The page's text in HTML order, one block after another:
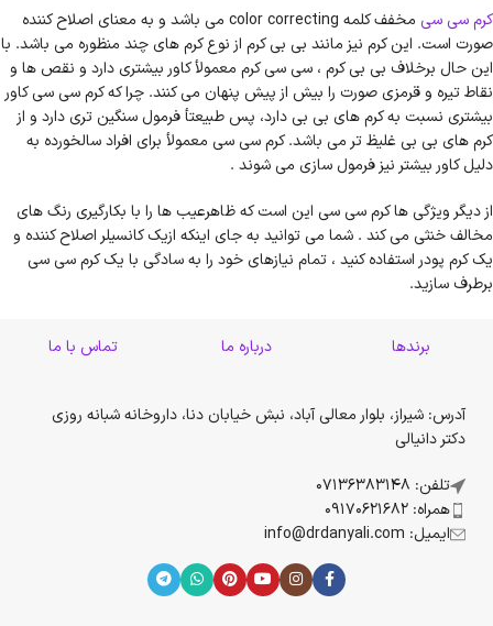
کرم سی سی
مخفف کلمه color correcting می باشد و به معنای اصلاح کننده
صورت است. این کرم نیز مانند بی بی کرم از نوع کرم های چند منظوره می باشد. با
این حال برخلاف بی بی کرم ، سی سی کرم معمولأ کاور بیشتری دارد و نقص ها و
نقاط تیره و قرمزی صورت را بیش از پیش پنهان می کنند. چرا که کرم سی سی کاور
بیشتری نسبت به کرم های بی بی دارد، پس طبیعتأ فرمول سنگین تری دارد و از
کرم های بی بی غلیظ تر می باشد. کرم سی سی معمولأ برای افراد سالخورده به
دلیل کاور بیشتر نیز فرمول سازی می شوند .
از دیگر ویژگی ها کرم سی سی این است که ظاهرعیب ها را با بکارگیری رنگ های
مخالف خنثی می کند . شما می توانید به جای اینکه ازیک کانسیلر اصلاح کننده و
یک کرم پودر استفاده کنید ، تمام نیازهای خود را به سادگی با یک کرم سی سی
برطرف سازید.
برندها درباره ما تماس با ما
آدرس: شیراز، بلوار معالی آباد، نبش خیابان دنا، داروخانه شبانه روزی
دکتر دانیالی
تلفن: 07136383148
همراه: 09170621682
ایمیل: info@drdanyali.com